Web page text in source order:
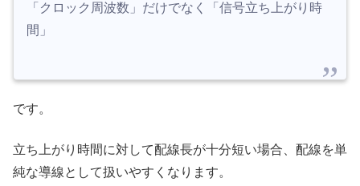
「クロック周波数」だけでなく「信号立ち上がり時
間」
です。
立ち上がり時間に対して配線長が十分短い場合、配線を単
純な導線として扱いやすくなります。